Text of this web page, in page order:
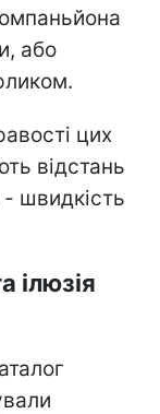
або
цих
відстань
швидкість
ілюзія